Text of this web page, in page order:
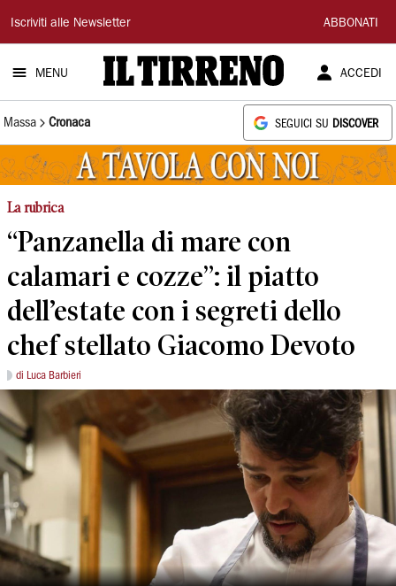
Il
Tirreno
Iscriviti alle Newsletter ABBONATI
MENU ACCEDI
Massa Cronaca SEGUICI SU DISCOVER
La rubrica
“Panzanella di mare con
calamari e cozze”: il piatto
dell’estate con i segreti dello
chef stellato Giacomo Devoto
di Luca Barbieri